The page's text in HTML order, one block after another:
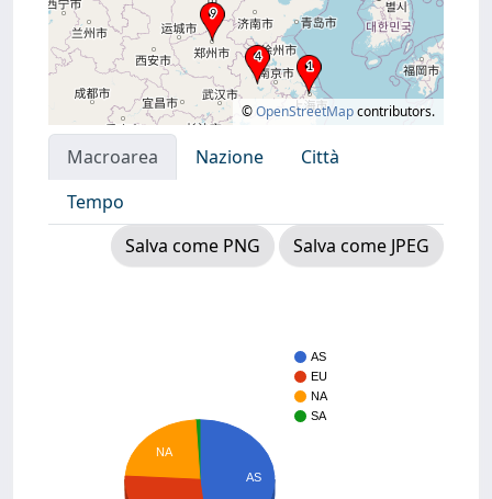
©OpenStreetMapcontributors.
Macroarea Nazione
Città
Tempo
Salva come PNG
Salva come JPEG
AS
EU
NA
SA
AS
NA